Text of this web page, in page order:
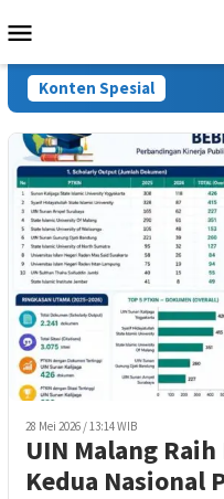
ke
Mobile
Konten Spesial
28 Mei 2026 / 13:14 WIB
UIN Malang
Kedua Nasional